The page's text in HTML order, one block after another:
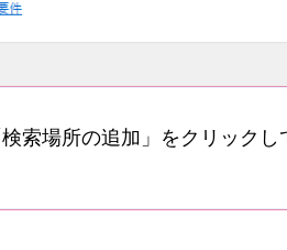
索場所の追加」をクリック